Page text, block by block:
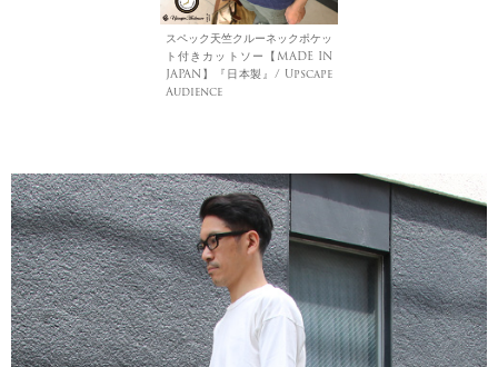
スペック天竺クルーネックポケッ
ト付きカットソー【MADE IN
JAPAN】『日本製』/ Upscape
Audience